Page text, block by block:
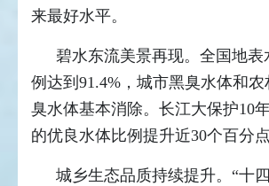
来最好水平。
碧水东流美景再现。全国地表
例达到91.4%，城市黑臭水体和
臭水体基本消除。长江大保护10
的优良水体比例提升近30个百分
城乡生态品质持续提升。“十